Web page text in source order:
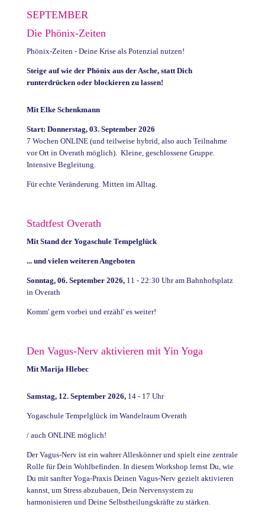
SEPTEMBER
Die Phönix-Zeiten
Phönix-Zeiten - Deine Krise als Potenzial nutzen!
Steige auf wie der Phönix aus der Asche, statt Dich
runterdrücken oder blockieren zu lassen!
Mit Elke Schenkmann
Start: Donnerstag, 03. September 2026
7 Wochen ONLINE (und teilweise hybrid, also auch Teilnahme
vor Ort in Overath möglich). Kleine, geschlossene Gruppe.
Intensive Begleitung.
Für echte Veränderung. Mitten im Alltag.
Stadtfest Overath
Mit Stand der Yogaschule Tempelglück
... und vielen weiteren Angeboten
Sonntag, 06. September 2026,11 - 22:30 Uhr am Bahnhofsplatz
in Overath
Komm' gern vorbei und erzähl' es weiter!
Den Vagus-Nerv aktivieren mit Yin Yoga
Mit Marija Hlebec
Samstag, 12. September 2026,14 - 17 Uhr
Yogaschule Tempelglück im Wandelraum Overath
/ auch ONLINE möglich!
Der Vagus-Nerv ist ein wahrer Alleskönner und spielt eine zentrale
Rolle für Dein Wohlbefinden. In diesem Workshop lernst Du, wie
Du mit sanfter Yoga-Praxis Deinen Vagus-Nerv gezielt aktivieren
kannst, um Stress abzubauen, Dein Nervensystem zu
harmonisieren und Deine Selbstheilungskräfte zu stärken.